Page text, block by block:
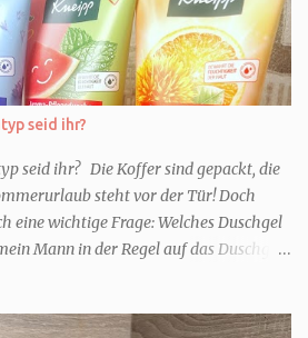
seid ihr?
seid ihr? Die Koffer sind gepackt, die
steht vor der Tür! Doch
eine wichtige Frage: Welches Duschgel
Mann in der Regel auf das Duschgel
Falls ihr ähnlich denkt, lasst